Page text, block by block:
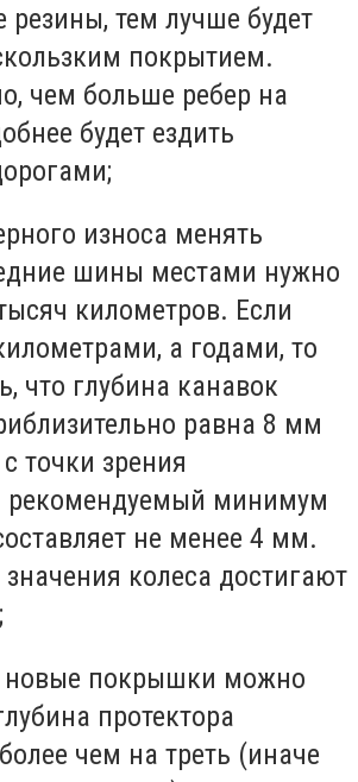
резины, тем лучше будет
покрытием.
чем больше ребер на
будет ездить
износа менять
шины местами нужно
километров. Если
а годами, то
что глубина канавок
равна 8 мм
точки зрения
рекомендуемый минимум
не менее 4 мм.
колеса достигают
новые покрышки можно
протектора
чем на треть (иначе